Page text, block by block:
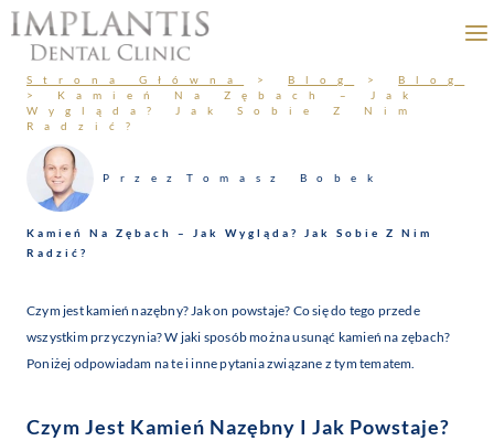
Przejdź
do
treści
Strona Główna > Blog > Blog
> Kamień Na Zębach – Jak
Wygląda? Jak Sobie Z Nim
Radzić?
Przez Tomasz Bobek
Kamień Na Zębach – Jak Wygląda? Jak Sobie Z Nim
Radzić?
Czym jest kamień nazębny? Jak on powstaje? Co się do tego przede
wszystkim przyczynia? W jaki sposób można usunąć kamień na zębach?
Poniżej odpowiadam na te i inne pytania związane z tym tematem.
Czym Jest Kamień Nazębny I Jak Powstaje?